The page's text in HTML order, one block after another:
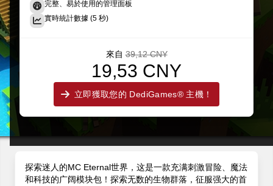
完整、易於使用的管理面板
實時統計數據 (5 秒)
來自 39,12 CNY
19,53 CNY
立即獲取您的 DediGames® 主機！
探索迷人的MC Eternal世界，这是一款充满刺激冒险、魔法
和科技的广阔模块包！探索无数的生物群落，征服强大的首